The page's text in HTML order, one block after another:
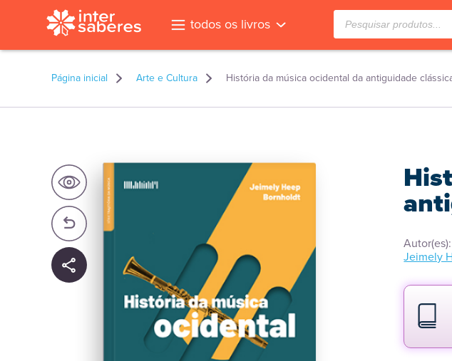
todos os livros Pesquisar
produtos
Página inicial Arte e Cultura História da música ocidental da antiguidade
Autor(es):
Jeimely